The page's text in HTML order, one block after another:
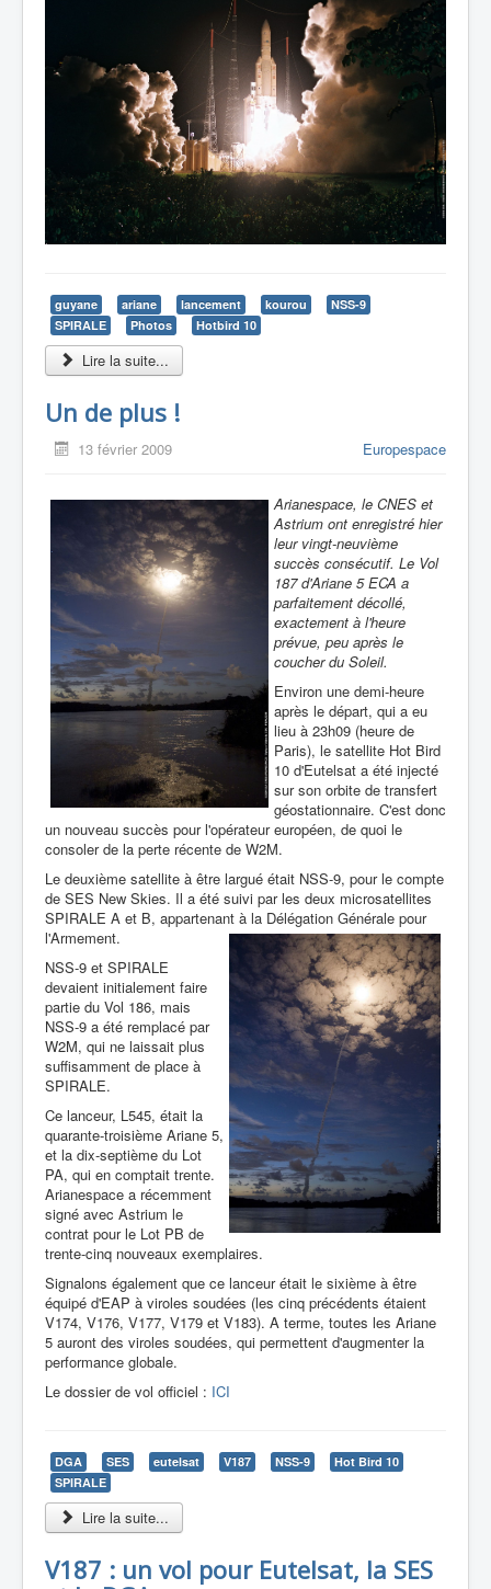
guyane ariane lancement kourou
NSS-9
SPIRALE
Photos Hotbird 10
Lire la suite...
Un de plus !
13 février 2009 Europespace
Arianespace, le CNES et
Astrium ont enregistré hier
leur vingt-neuvième
succès consécutif. Le Vol
187 d'Ariane 5 ECA a
parfaitement décollé,
exactement à l'heure
prévue, peu après le
coucher du Soleil.
Environ une demi-heure
après le départ, qui a eu
lieu à 23h09 (heure de
Paris), le satellite Hot Bird
10 d'Eutelsat a été injecté
sur son orbite de transfert
géostationnaire. C'est donc
un nouveau succès pour l'opérateur européen, de quoi le
consoler de la perte récente de W2M.
Le deuxième satellite à être largué était NSS-9, pour le compte
de SES New Skies. Il a été suivi par les deux microsatellites
SPIRALE A et B, appartenant à la Délégation Générale pour
l'Armement.
NSS-9 et SPIRALE
devaient initialement faire
partie du Vol 186, mais
NSS-9 a été remplacé par
W2M, qui ne laissait plus
suffisamment de place à
SPIRALE.
Ce lanceur, L545, était la
quarante-troisième Ariane 5,
et la dix-septième du Lot
PA, qui en comptait trente.
Arianespace a récemment
signé avec Astrium le
contrat pour le Lot PB de
trente-cinq nouveaux exemplaires.
Signalons également que ce lanceur était le sixième à être
équipé d'EAP à viroles soudées (les cinq précédents étaient
V174, V176, V177, V179 et V183). A terme, toutes les Ariane
5 auront des viroles soudées, qui permettent d'augmenter la
performance globale.
Le dossier de vol officiel : ICI
DGA SES eutelsat V187 NSS-9
Hot Bird 10
SPIRALE
Lire la suite...
V187 : un vol pour Eutelsat, la SES